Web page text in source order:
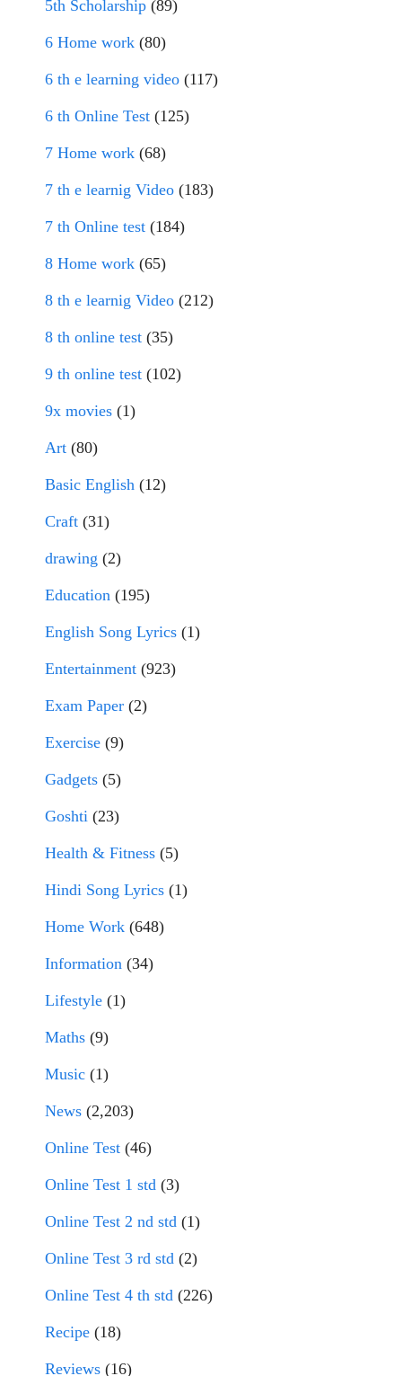
5th Scholarship (89)
6 Home work (80)
6 th e learning video (117)
6 th Online Test (125)
7 Home work (68)
7 th e learnig Video (183)
7 th Online test (184)
8 Home work (65)
8 th e learnig Video (212)
8 th online test (35)
9 th online test (102)
9x movies (1)
Art (80)
Basic English (12)
Craft (31)
drawing (2)
Education (195)
English Song Lyrics (1)
Entertainment (923)
Exam Paper (2)
Exercise (9)
Gadgets (5)
Goshti (23)
Health & Fitness (5)
Hindi Song Lyrics (1)
Home Work (648)
Information (34)
Lifestyle (1)
Maths (9)
Music (1)
News (2,203)
Online Test (46)
Online Test 1 std (3)
Online Test 2 nd std (1)
Online Test 3 rd std (2)
Online Test 4 th std (226)
Recipe (18)
Reviews (16)